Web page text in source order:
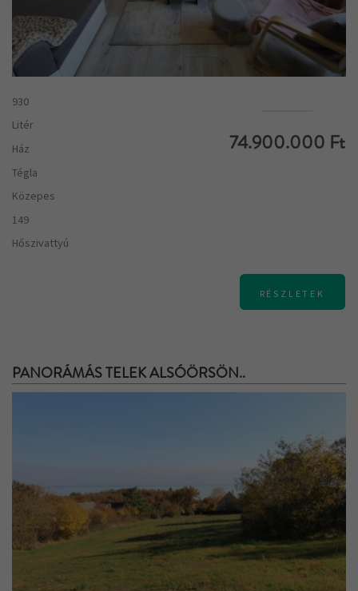
930
Litér
Ház
Tégla
Közepes
149
Hőszivattyú
74.900.000 Ft
RÉSZLETEK
PANORÁMÁS TELEK ALSÓÖRSÖN..